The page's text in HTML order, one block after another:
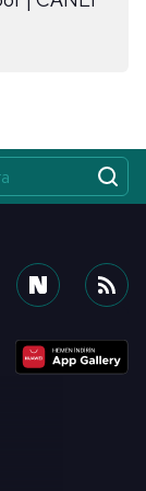
ilgili bilgi